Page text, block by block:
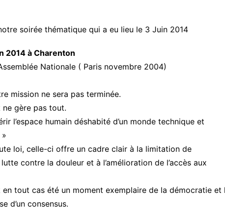
soirée thématique qui a eu lieu le 3 Juin 2014
2014 à Charenton
Nationale ( Paris novembre 2004)
mission ne sera pas terminée.
gère pas tout.
l’espace humain déshabité d’un monde technique et
loi, celle-ci offre un cadre clair à la limitation de
contre la douleur et à l’amélioration de l’accès aux
en tout cas été un moment exemplaire de la démocratie et
d’un consensus.